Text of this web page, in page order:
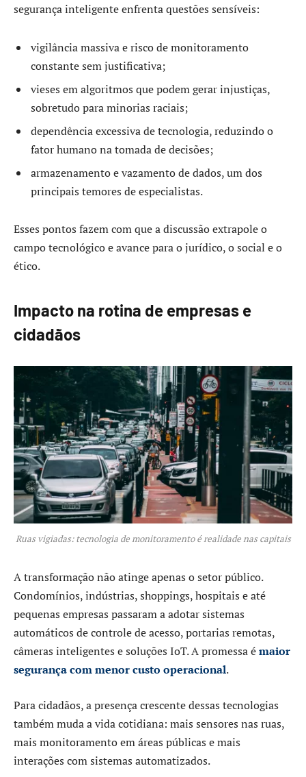
segurança inteligente enfrenta questões sensíveis:
vigilância massiva e risco de monitoramento
constante sem justificativa;
vieses em algoritmos que podem gerar injustiças,
sobretudo para minorias raciais;
dependência excessiva de tecnologia, reduzindo o
fator humano na tomada de decisões;
armazenamento e vazamento de dados, um dos
principais temores de especialistas.
Esses pontos fazem com que a discussão extrapole o
campo tecnológico e avance para o jurídico, o social e o
ético.
Impacto na rotina de empresas e
cidadãos
Ruas vigiadas: tecnologia de monitoramento é realidade nas capitais
A transformação não atinge apenas o setor público.
Condomínios, indústrias, shoppings, hospitais e até
pequenas empresas passaram a adotar sistemas
automáticos de controle de acesso, portarias remotas,
câmeras inteligentes e soluções IoT. A promessa émaior
segurança com menor custo operacional.
Para cidadãos, a presença crescente dessas tecnologias
também muda a vida cotidiana: mais sensores nas ruas,
mais monitoramento em áreas públicas e mais
interações com sistemas automatizados.